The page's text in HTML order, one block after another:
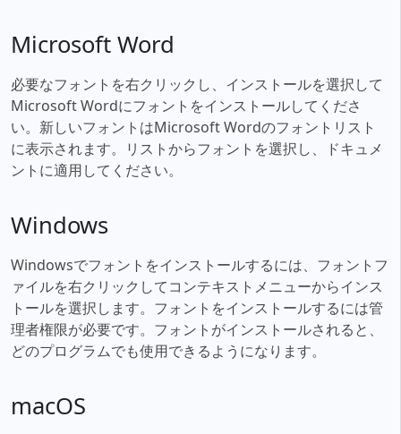
Microsoft Word
必要なフォントを右クリックし、インストールを選択して
Microsoft Wordにフォントをインストールしてくださ
い。新しいフォントはMicrosoft Wordのフォントリスト
に表示されます。リストからフォントを選択し、ドキュメ
ントに適用してください。
Windows
Windowsでフォントをインストールするには、フォントフ
ァイルを右クリックしてコンテキストメニューからインス
トールを選択します。フォントをインストールするには管
理者権限が必要です。フォントがインストールされると、
どのプログラムでも使用できるようになります。
macOS